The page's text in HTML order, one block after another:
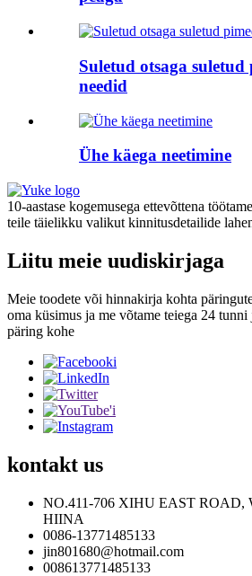
Suletud otsaga suletud
needid
Ühe käega neetimine
10-aastase kogemusega ettevõttena
teile täielikku valikut kinnitusdetailide
Liitu meie uudiskirjaga
Meie toodete või hinnakirja kohta
oma küsimus ja me võtame teiega 24
päring kohe
kontakt us
NO.411-706 XIHU EAST ROAD,
HIINA
0086-13771485133
jin801680@hotmail.com
008613771485133